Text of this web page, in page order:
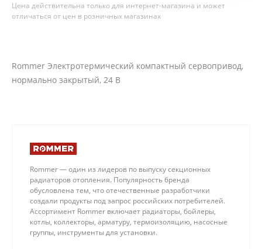
Цена действительна только для интернет-магазина и может
отличаться от цен в розничных магазинах
Rommer Электротермический компактный сервопривод,
нормально закрытый, 24 В
Rommer — один из лидеров по выпуску секционных
радиаторов отопления. Популярность бренда
обусловлена тем, что отечественные разработчики
создали продукты под запрос российских потребителей.
Ассортимент Rommer включает радиаторы, бойлеры,
котлы, коллекторы, арматуру, термоизоляцию, насосные
группы, инструменты для установки.